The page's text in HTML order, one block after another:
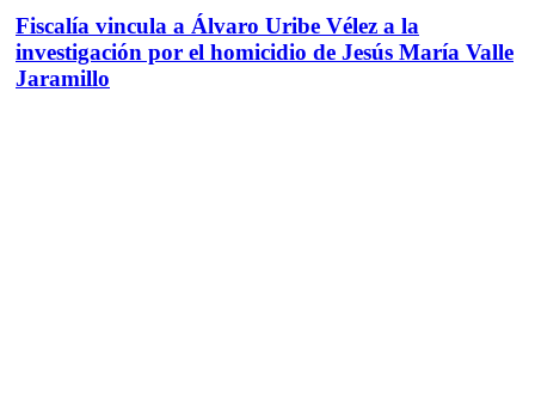
Fiscalía vincula a Álvaro Uribe Vélez a la
investigación por el homicidio de Jesús María Valle
Jaramillo